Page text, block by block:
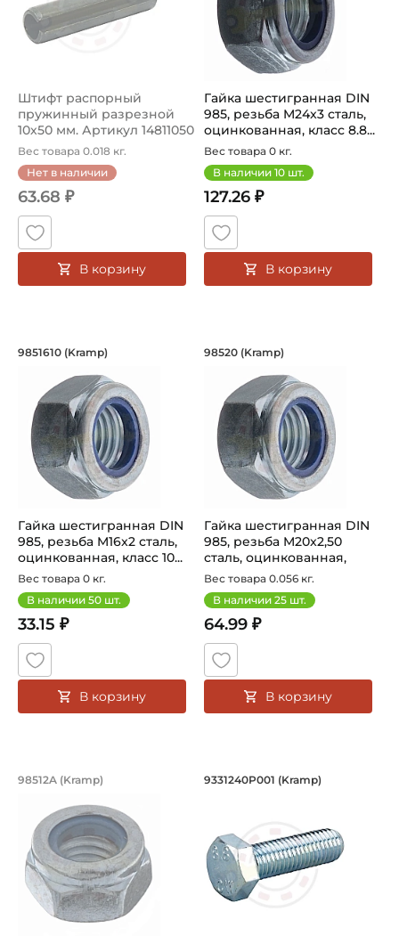
Штифт распорный
пружинный разрезной
10х50 мм. Артикул 14811050
(Kramp)
Вес товара 0.018 кг.
Нет в наличии
63.68 ₽
В корзину
Гайка шестигранная DIN
985, резьба M24x3 сталь,
оцинкованная, класс 8.8...
Вес товара 0 кг.
В наличии 10 шт.
127.26 ₽
В корзину
Гайка шестигранная DIN 985, резьба
9851610 (Kramp)
Гайка шестигранная DIN
985, резьба M16x2 сталь,
оцинкованная, класс 10...
Вес товара 0 кг.
В наличии 50 шт.
33.15 ₽
В корзину
Гайка
98520 (Kramp)
Гайка шестигранная DIN
985, резьба M20x2,50
сталь, оцинкованная,
класс ...
Вес товара 0.056 кг.
В наличии 25 шт.
64.99 ₽
В корзину
Гайка стопорная шестигранная
98512A (Kramp) Болт
9331240P001 (Kramp)